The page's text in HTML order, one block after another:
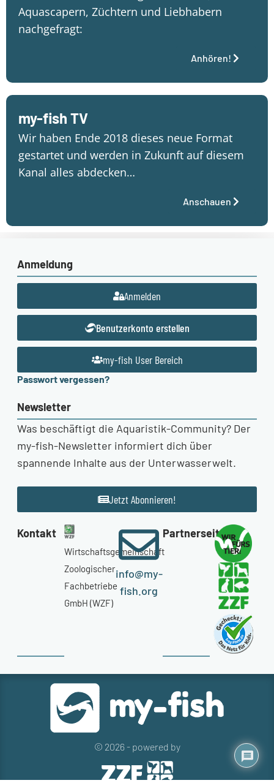
Aquascapern, Züchtern und Liebhabern
nachgefragt:
Anhören!
my-fish TV
Wir haben Ende 2018 dieses neue Format
gestartet und werden in Zukunft auf diesem
Kanal alles abdecken…
Anschauen
Anmeldung
Anmelden
Benutzerkonto erstellen
my-fish User Bereich
Passwort vergessen?
Newsletter
Was beschäftigt die Aquaristik-Community? Der
my-fish-Newsletter informiert dich über
spannende Inhalte aus der Unterwasserwelt.
Jetzt Abonnieren!
Kontakt
Wirtschaftsgemeinschaft
Zoologischer
Fachbetriebe
GmbH (WZF)
info@my-
fish.org
Partnerseiten
© 2026 - powered by